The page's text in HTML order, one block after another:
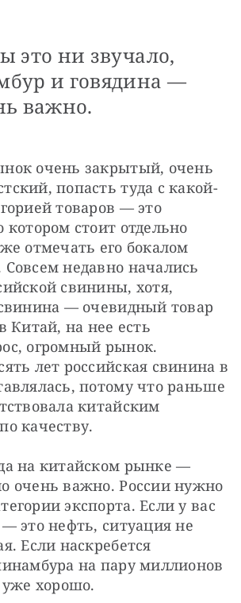
это ни звучало,
и говядина —
важно.
очень закрытый, очень
попасть туда с какой-
товаров — это
стоит отдельно
отмечать его бокалом
недавно начались
свинины, хотя,
— очевидный товар
Китай, на нее есть
огромный рынок.
лет российская свинина в
потому что раньше
китайским
качеству.
на китайском рынке —
очень важно. России нужно
экспорта. Если у вас
— это нефть, ситуация не
Если наскребется
на пару миллионов
уже хорошо.